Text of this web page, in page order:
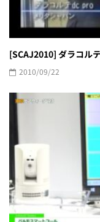
[SCAJ2010] ダラコル
2010/09/22